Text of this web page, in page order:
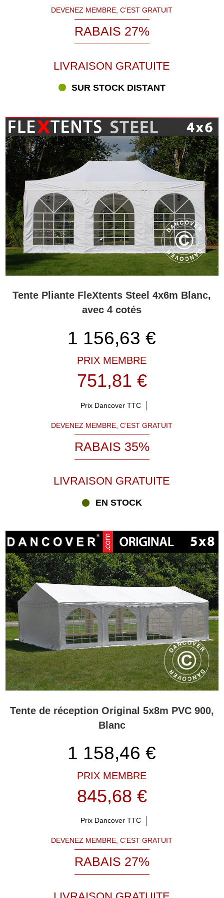
DEVENEZ MEMBRE, C’EST GRATUIT
RABAIS 27%
LIVRAISON GRATUITE
SUR STOCK DISTANT
Tente Pliante FleXtents Steel 4x6m Blanc,
avec 4 cotés
1 156,63 €
PRIX MEMBRE
751,81 €
Prix Dancover TTC
DEVENEZ MEMBRE, C’EST GRATUIT
RABAIS 35%
LIVRAISON GRATUITE
EN STOCK
Tente de réception Original 5x8m PVC 900,
Blanc
1 158,46 €
PRIX MEMBRE
845,68 €
Prix Dancover TTC
DEVENEZ MEMBRE, C’EST GRATUIT
RABAIS 27%